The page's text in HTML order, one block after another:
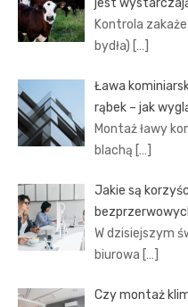
jest
Kontrola
bydła) […]
Ława
rąbek – jak
Montaż ławy
blachą […]
Jakie są
W dzisiejszym
biurowa […]
Czy montaż